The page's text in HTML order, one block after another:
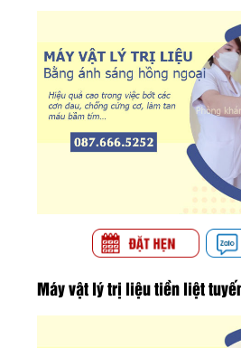
Máy vật lý trị liệu tiền liệt